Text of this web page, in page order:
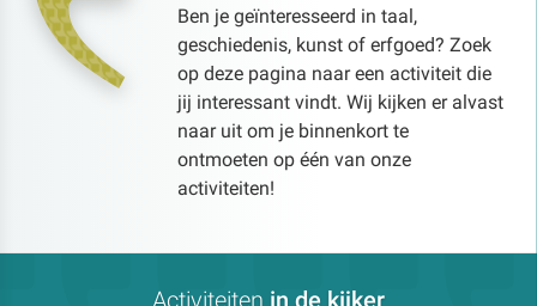
Ben je geïnteresseerd in taal,
geschiedenis, kunst of erfgoed? Zoek
op deze pagina naar een activiteit die
jij interessant vindt. Wij kijken er alvast
naar uit om je binnenkort te
ontmoeten op één van onze
activiteiten!
Activiteiten in de kijker
Zoeken